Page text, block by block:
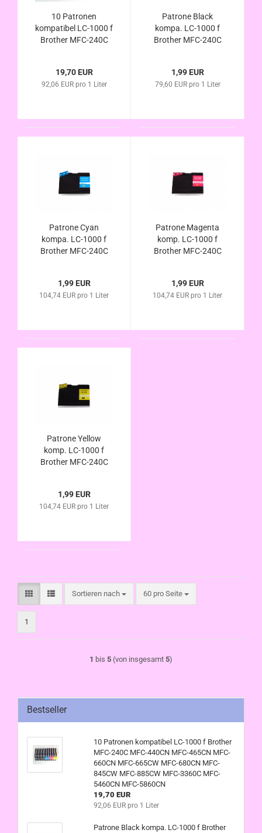
10 Patronen
kompatibel LC-1000 f
Brother MFC-240C
MFC-665CW MFC-
680CN MFC-845CW
MFC-5860CN
19,70 EUR
92,06 EUR pro 1 Liter
Patrone Black
kompa. LC-1000 f
Brother MFC-240C
MFC-665CW MFC-
680CN MFC-845CW
MFC-5860CN
1,99 EUR
79,60 EUR pro 1 Liter
Patrone Cyan
kompa. LC-1000 f
Brother MFC-240C
MFC-665CW MFC-
680CN MFC-845CW
MFC-5860CN
1,99 EUR
104,74 EUR pro 1 Liter
Patrone Magenta
komp. LC-1000 f
Brother MFC-240C
MFC-665CW MFC-
680CN MFC-845CW
MFC-5860CN
1,99 EUR
104,74 EUR pro 1 Liter
Patrone Yellow
komp. LC-1000 f
Brother MFC-240C
MFC-665CW MFC-
680CN MFC-845CW
MFC-5860CN
1,99 EUR
104,74 EUR pro 1 Liter
Sortieren nach
Sortieren nach 60 pro Seite
pro Seite
1
1 bis 5 (von insgesamt 5)
Bestseller
10 Patronen kompatibel LC-1000 f Brother
MFC-240C MFC-440CN MFC-465CN MFC-
660CN MFC-665CW MFC-680CN MFC-
845CW MFC-885CW MFC-3360C MFC-
5460CN MFC-5860CN
19,70 EUR
92,06 EUR pro 1 Liter
Patrone Black kompa. LC-1000 f Brother